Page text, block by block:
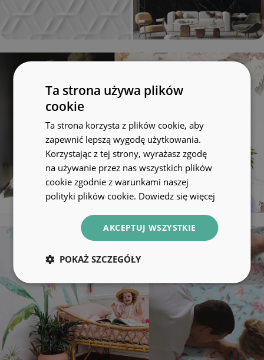
Ta strona używa plików
cookie
Ta strona korzysta z plików cookie, aby
zapewnić lepszą wygodę użytkowania.
Korzystając z tej strony, wyrażasz zgodę
na używanie przez nas wszystkich plików
cookie zgodnie z warunkami naszej
polityki plików cookie. Dowiedz się więcej
AKCEPTUJ WSZYSTKIE
POKAŻ SZCZEGÓŁY